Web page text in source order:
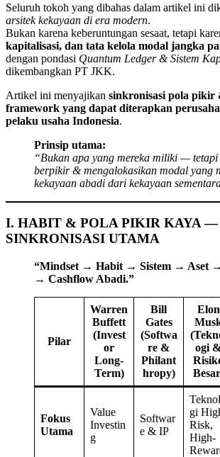
Seluruh tokoh yang dibahas dalam artikel ini
arsitek kekayaan di era modern.
Bukan karena keberuntungan sesaat, tetapi
kapitalisasi, dan tata kelola modal jangka
dengan pondasi Quantum Ledger & Sistem
dikembangkan PT JKK.
Artikel ini menyajikan sinkronisasi pola pikir
framework yang dapat diterapkan
pelaku usaha Indonesia.
Prinsip utama:
“Bukan apa yang mereka miliki — tetapi
berpikir & mengalokasikan modal yang
kekayaan abadi dari kekayaan
I. HABIT & POLA PIKIR KAYA —
SINKRONISASI UTAMA
“Mindset → Habit → Sistem → Aset
→ Cashflow Abadi.”
Pilar
Warren
Buffett
(Invest
or
Long-
Term)
Bill
Gates
(Softwa
re &
Philant
hropy)
Elon
ogi &
Fokus
Utama
Value
Investin
g
Softwar
e & IP
gi
Risk,
High-